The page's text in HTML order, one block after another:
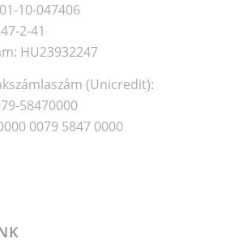
10-047406
2-41
HU23932247
(Unicredit):
58470000
0079 5847 0000